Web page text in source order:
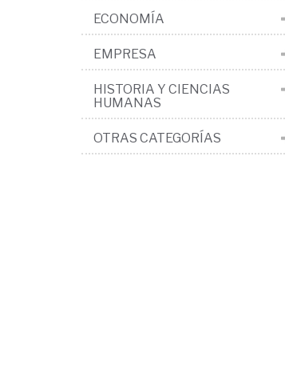
ECONOMÍA
EMPRESA
HISTORIA Y CIENCIAS
HUMANAS
OTRAS CATEGORÍAS